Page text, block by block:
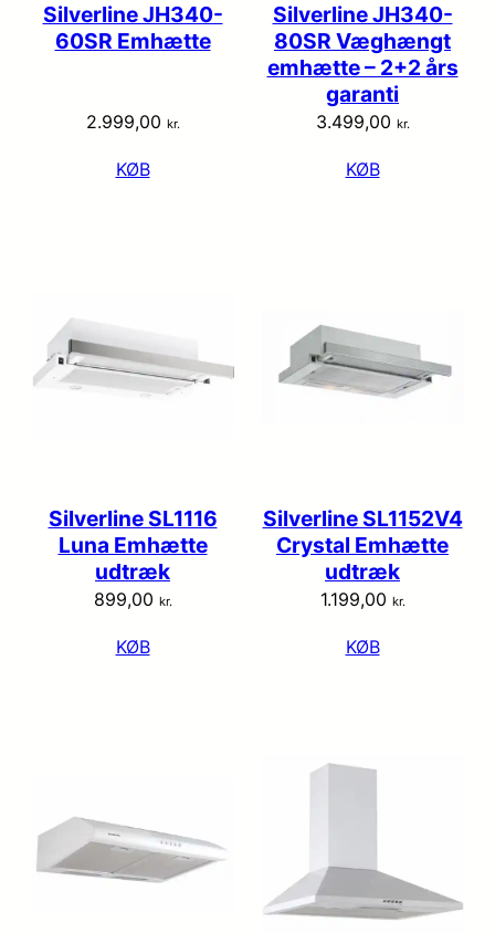
Silverline JH340-
60SR Emhætte
2.999,00 kr.
KØB
Silverline JH340-
80SR Væghængt
emhætte – 2+2 års
garanti
3.499,00 kr.
KØB
Silverline SL1116
Luna Emhætte
udtræk
899,00 kr.
KØB
Silverline SL1152V4
Crystal Emhætte
udtræk
1.199,00 kr.
KØB